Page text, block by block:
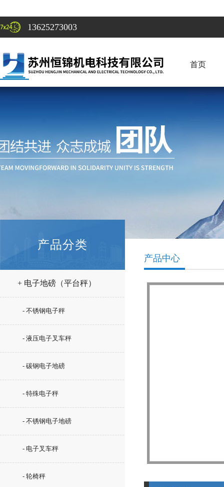
13625273003
首页
产品分类
+ 电子地磅（平台秤）
- 不锈钢电子秤
- 液压电子叉车秤
- 碳钢电子地磅
- 特殊电子秤
- 不锈钢电子地磅
- 电子叉车秤
- 轮椅秤
产品中心